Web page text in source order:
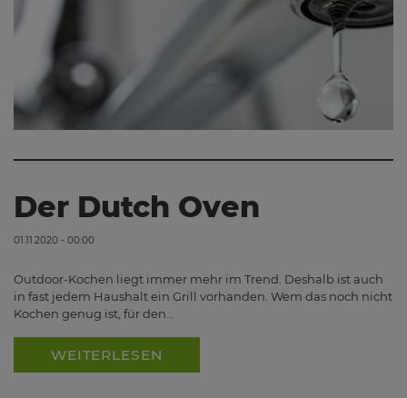
Der Dutch Oven
01.11.2020 - 00:00
Outdoor-Kochen liegt immer mehr im Trend. Deshalb ist auch
in fast jedem Haushalt ein Grill vorhanden. Wem das noch nicht
Kochen genug ist, für den…
WEITERLESEN